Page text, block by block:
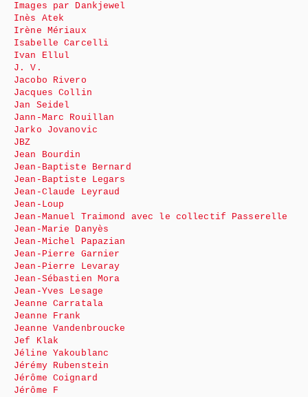
Images par Dankjewel
Inès Atek
Irène Mériaux
Isabelle Carcelli
Ivan Ellul
J. V.
Jacobo Rivero
Jacques Collin
Jan Seidel
Jann-Marc Rouillan
Jarko Jovanovic
JBZ
Jean Bourdin
Jean-Baptiste Bernard
Jean-Baptiste Legars
Jean-Claude Leyraud
Jean-Loup
Jean-Manuel Traimond avec le collectif Passerelle
Jean-Marie Danyès
Jean-Michel Papazian
Jean-Pierre Garnier
Jean-Pierre Levaray
Jean-Sébastien Mora
Jean-Yves Lesage
Jeanne Carratala
Jeanne Frank
Jeanne Vandenbroucke
Jef Klak
Jéline Yakoublanc
Jérémy Rubenstein
Jérôme Coignard
Jérôme F